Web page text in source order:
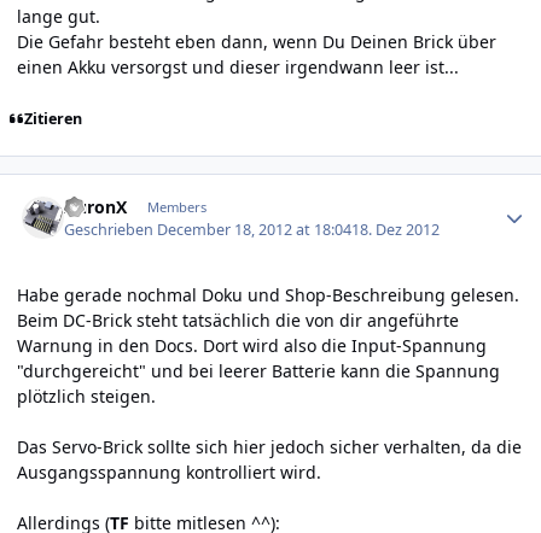
lange gut.
Die Gefahr besteht eben dann, wenn Du Deinen Brick über
einen Akku versorgst und dieser irgendwann leer ist...
Zitieren
AuronX Members
Geschrieben December 18, 2012 at 18:0418. Dez 2012
Habe gerade nochmal Doku und Shop-Beschreibung gelesen.
Beim DC-Brick steht tatsächlich die von dir angeführte
Warnung in den Docs. Dort wird also die Input-Spannung
"durchgereicht" und bei leerer Batterie kann die Spannung
plötzlich steigen.
Das Servo-Brick sollte sich hier jedoch sicher verhalten, da die
Ausgangsspannung kontrolliert wird.
Allerdings (TF bitte mitlesen ^^):